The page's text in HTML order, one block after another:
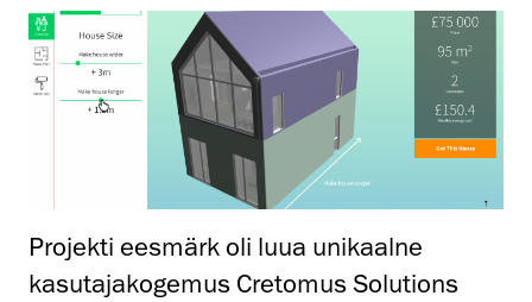
Projekti eesmärk oli luua unikaalne
kasutajakogemus Cretomus Solutions